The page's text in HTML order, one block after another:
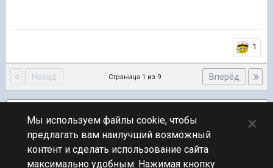
1
Назад Вперёд
Страница 1 из 9
ПЕРЕЙТИ К СПИСКУ ТЕМ
Новости
Мы используем файлы cookie, чтобы
предлагать вам наилучший возможный
контент и сделать использование сайта
максимально удобным. Нажимая кнопку
×